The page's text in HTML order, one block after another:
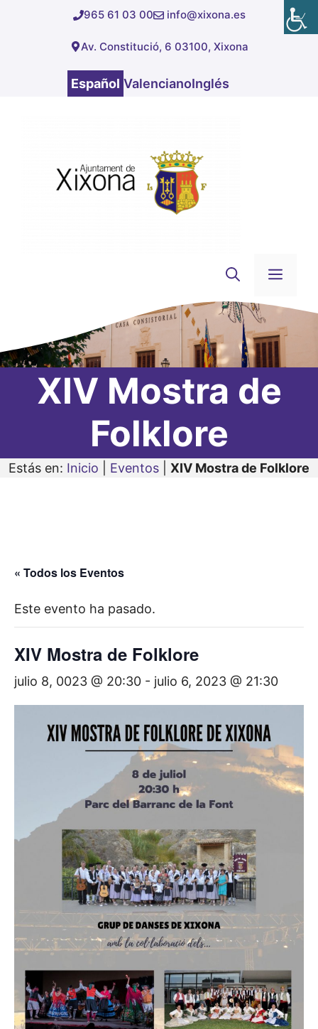
965 61 03 00 info@xixona.es
Av. Constitució, 6 03100, Xixona
Español ValencianoInglés
XIV Mostra de
Folklore
Estás en: Inicio Eventos XIV Mostra de Folklore
« Todos los Eventos
Este evento ha pasado.
XIV Mostra de Folklore
julio 8, 0023 @ 20:30 - julio 6, 2023 @ 21:30